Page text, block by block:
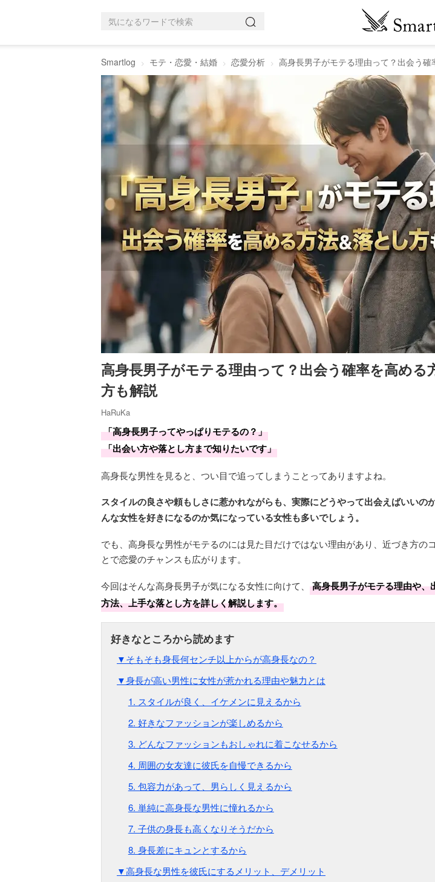
Smartlog モテ・恋愛・結婚 恋愛分析 高身長男子がモテる理由って？出会う
高身長男子がモテる理由って？出会う確率を高める
方も解説
HaRuKa
「高身長男子ってやっぱりモテるの？」
「出会い方や落とし方まで知りたいです」
高身長な男性を見ると、つい目で追ってしまうことってありますよね。
スタイルの良さや頼もしさに惹かれながらも、実際にどうやって出会えばいいの
んな女性を好きになるのか気になっている女性も多いでしょう。
でも、高身長な男性がモテるのには見た目だけではない理由があり、近づき方の
とで恋愛のチャンスも広がります。
今回はそんな高身長男子が気になる女性に向けて、
高身長男子がモテる理由や、
方法、上手な落とし方を詳しく解説します。
▼そもそも身長何センチ以上からが高身長なの？
▼身長が高い男性に女性が惹かれる理由や魅力とは
1. スタイルが良く、イケメンに見えるから
2. 好きなファッションが楽しめるから
3. どんなファッションもおしゃれに着こなせるから
4. 周囲の女友達に彼氏を自慢できるから
5. 包容力があって、男らしく見えるから
6. 単純に高身長な男性に憧れるから
7. 子供の身長も高くなりそうだから
8. 身長差にキュンとするから
▼高身長な男性を彼氏にするメリット、デメリット